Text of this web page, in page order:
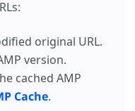
original URL.
version.
cached AMP
Cache.